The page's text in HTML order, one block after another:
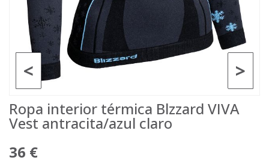
>
<
Ropa interior térmica Blzzard VIVA
Vest antracita/azul claro
36 €